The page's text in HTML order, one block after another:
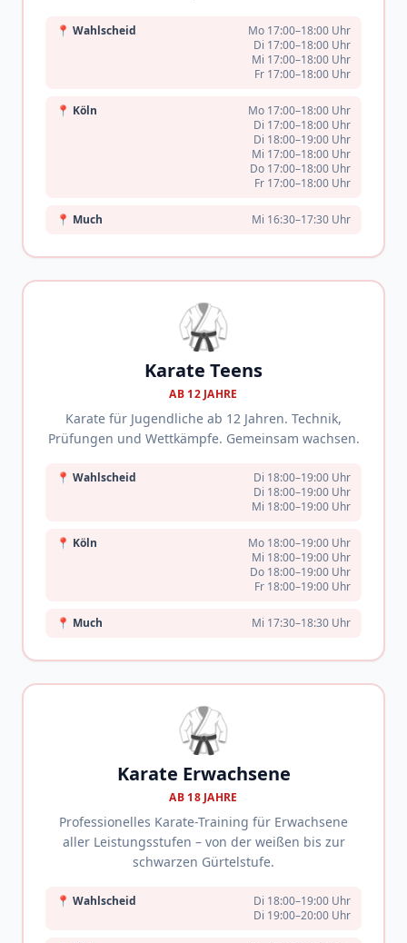
📍 Wahlscheid
Mo 17:00–18:00 Uhr
Di 17:00–18:00 Uhr
Mi 17:00–18:00 Uhr
Fr 17:00–18:00 Uhr
📍 Köln
Mo 17:00–18:00 Uhr
Di 17:00–18:00 Uhr
Di 18:00–19:00 Uhr
Mi 17:00–18:00 Uhr
Do 17:00–18:00 Uhr
Fr 17:00–18:00 Uhr
📍 Much Mi 16:30–17:30 Uhr
🥋
Karate Teens
AB 12 JAHRE
Karate für Jugendliche ab 12 Jahren. Technik,
Prüfungen und Wettkämpfe. Gemeinsam wachsen.
📍 Wahlscheid
Di 18:00–19:00 Uhr
Di 18:00–19:00 Uhr
Mi 18:00–19:00 Uhr
📍 Köln
Mo 18:00–19:00 Uhr
Mi 18:00–19:00 Uhr
Do 18:00–19:00 Uhr
Fr 18:00–19:00 Uhr
📍 Much Mi 17:30–18:30 Uhr
🥋
Karate Erwachsene
AB 18 JAHRE
Professionelles Karate-Training für Erwachsene
aller Leistungsstufen – von der weißen bis zur
schwarzen Gürtelstufe.
📍 Wahlscheid
Di 18:00–19:00 Uhr
Di 19:00–20:00 Uhr